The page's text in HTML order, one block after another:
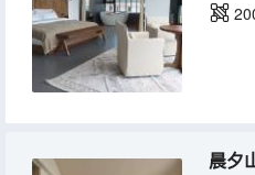
晨夕